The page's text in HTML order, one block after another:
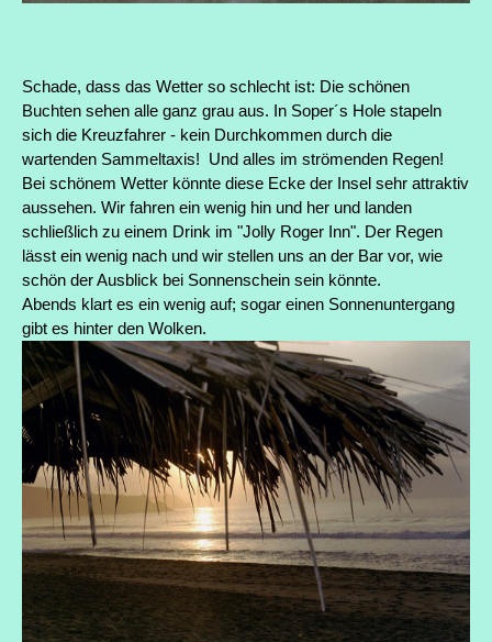
Schade, dass das Wetter so schlecht ist: Die schönen
Buchten sehen alle ganz grau aus. In Soper´s Hole stapeln
sich die Kreuzfahrer - kein Durchkommen durch die
wartenden Sammeltaxis! Und alles im strömenden Regen!
Bei schönem Wetter könnte diese Ecke der Insel sehr attraktiv
aussehen. Wir fahren ein wenig hin und her und landen
schließlich zu einem Drink im "Jolly Roger Inn". Der Regen
lässt ein wenig nach und wir stellen uns an der Bar vor, wie
schön der Ausblick bei Sonnenschein sein könnte.
Abends klart es ein wenig auf; sogar einen Sonnenuntergang
gibt es hinter den Wolken.